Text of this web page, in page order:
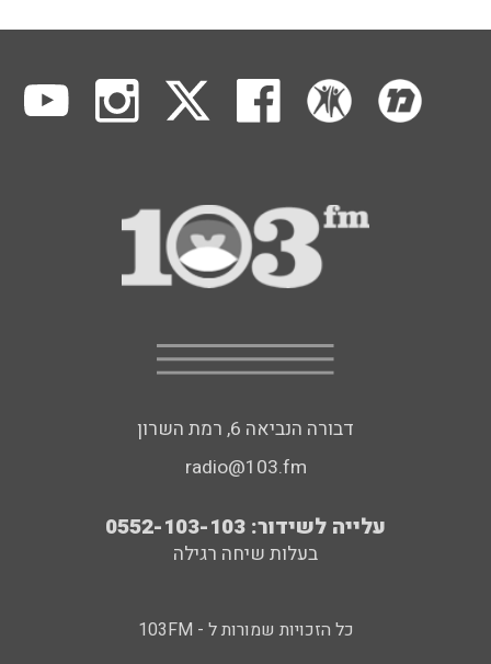
דבורה הנביאה 6, רמת השרון
radio@103.fm
עלייה לשידור: 0552-103-103
בעלות שיחה רגילה
כל הזכויות שמורות ל - 103FM